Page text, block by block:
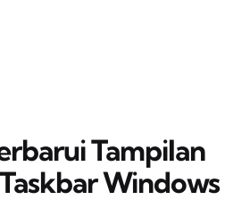
Tampilan
Windows